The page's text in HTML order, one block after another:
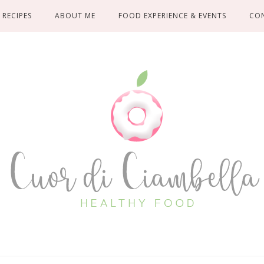
RECIPES ABOUT ME FOOD EXPERIENCE & EVENTS